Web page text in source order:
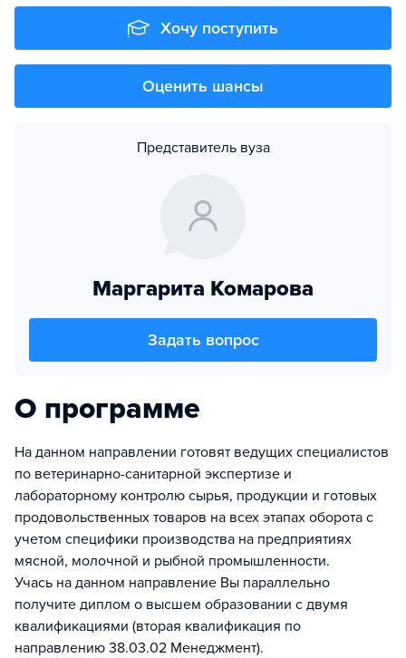
Хочу поступить
Оценить шансы
Представитель вуза
Маргарита Комарова
Задать вопрос
О программе
На данном направлении готовят ведущих специалистов
по ветеринарно-санитарной экспертизе и
лабораторному контролю сырья, продукции и готовых
продовольственных товаров на всех этапах оборота с
учетом специфики производства на предприятиях
мясной, молочной и рыбной промышленности.
Учась на данном направление Вы параллельно
получите диплом о высшем образовании с двумя
квалификациями (вторая квалификация по
направлению 38.03.02 Менеджмент).